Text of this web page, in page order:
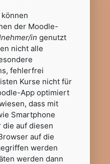
der Moodle-
in genutzt
nicht alle
fehlerfrei
Kurse nicht für
App optimiert
dass mit
Smartphone
die auf diesen
auf die
werden
werden dann